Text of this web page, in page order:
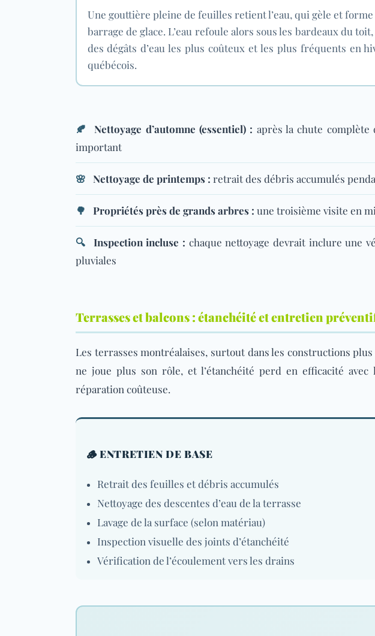
Une gouttière pleine de feuilles retient l’eau, qui gèle et
barrage de glace. L’eau refoule alors sous les bardeaux du
des dégâts d’eau les plus coûteux et les plus fréquents en
québécois.
🍂 Nettoyage d’automne (essentiel) : après la chute
important
🌸 Nettoyage de printemps : retrait des débris accumulés
🌳 Propriétés près de grands arbres : une troisième visite en
🔍 Inspection incluse : chaque nettoyage devrait inclure une
pluviales
Terrasses et balcons : étanchéité et entretien
Les terrasses montréalaises, surtout dans les constructions
ne joue plus son rôle, et l’étanchéité perd en efficacité avec
réparation coûteuse.
🪵 ENTRETIEN DE BASE
Retrait des feuilles et débris accumulés
Nettoyage des descentes d’eau de la terrasse
Lavage de la surface (selon matériau)
Inspection visuelle des joints d’étanchéité
Vérification de l’écoulement vers les drains